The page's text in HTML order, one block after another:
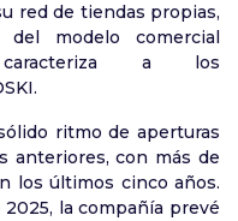
red de tiendas propias,
modelo comercial
a los
ritmo de aperturas
anteriores, con más de
los últimos cinco años.
la compañía prevé